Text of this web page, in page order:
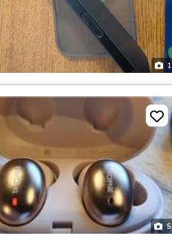
1
5